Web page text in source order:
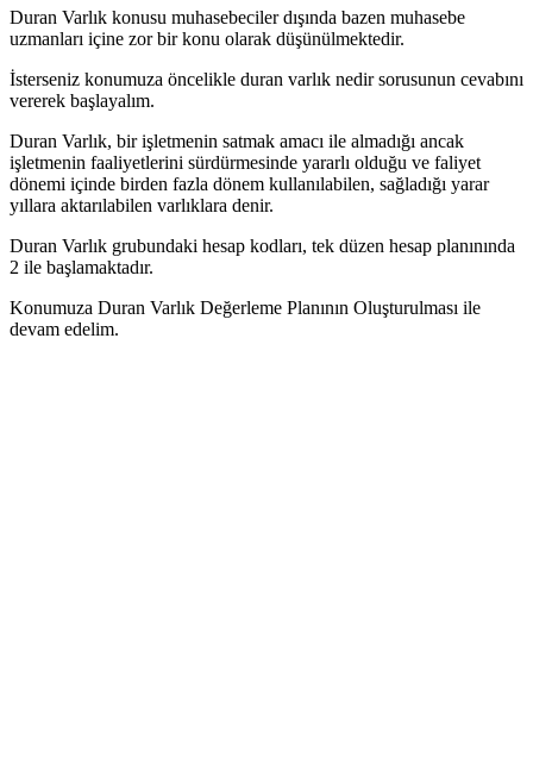
Duran Varlık konusu muhasebeciler dışında bazen muhasebe
uzmanları içine zor bir konu olarak düşünülmektedir.
İsterseniz konumuza öncelikle duran varlık nedir sorusunun cevabını
vererek başlayalım.
Duran Varlık, bir işletmenin satmak amacı ile almadığı ancak
işletmenin faaliyetlerini sürdürmesinde yararlı olduğu ve faliyet
dönemi içinde birden fazla dönem kullanılabilen, sağladığı yarar
yıllara aktarılabilen varlıklara denir.
Duran Varlık grubundaki hesap kodları, tek düzen hesap planınında
2 ile başlamaktadır.
Konumuza Duran Varlık Değerleme Planının Oluşturulması ile
devam edelim.